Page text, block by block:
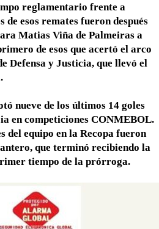
reglamentario frente a
de esos remates fueron después
Matias Viña de Palmeiras a
de esos que acertó el arco
Defensa y Justicia, que llevó el
nueve de los últimos 14 goles
en competiciones CONMEBOL.
del equipo en la Recopa fueron
que terminó recibiendo la
tiempo de la prórroga.